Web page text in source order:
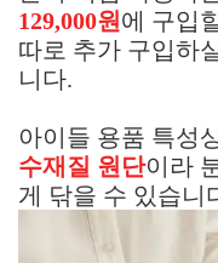
129,000원 에 구입
따로 추가 구입하
니다.
아이들 용품 특성
수재질 원단이라
게 닦을 수 있습니